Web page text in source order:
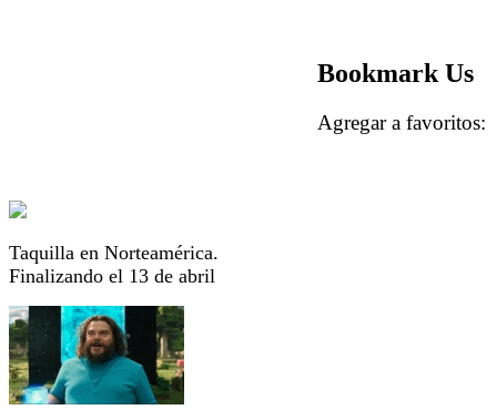
Taquilla en Norteamérica.
Finalizando el 13 de abril
Bookmark Us
Agregar a